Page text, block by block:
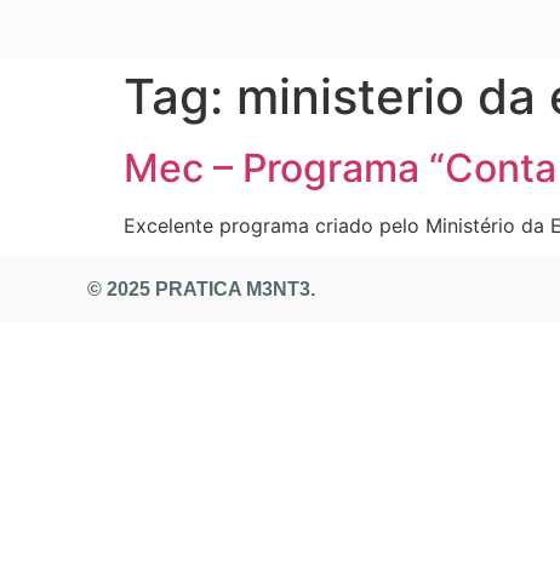
Tag: ministerio da
Mec – Programa
Excelente programa criado pelo Ministério da
© 2025 PRATICA M3NT3.